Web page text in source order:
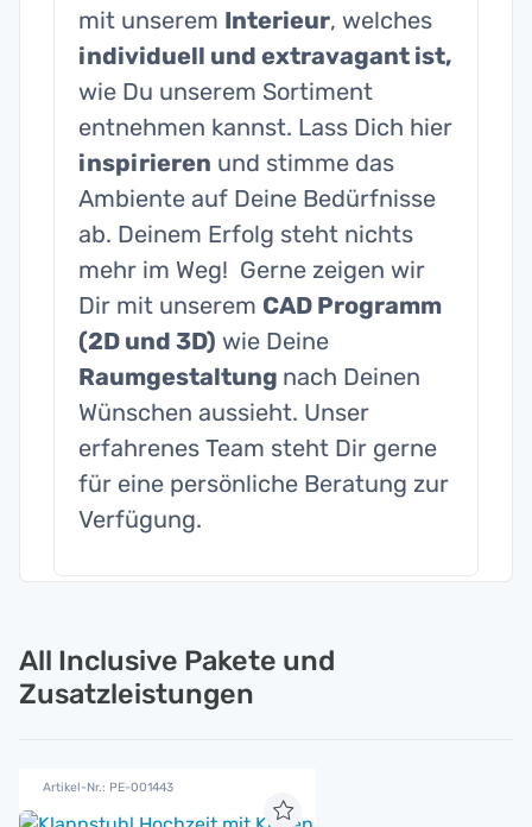
mit unserem Interieur, welches
individuell und extravagant ist,
wie Du unserem Sortiment
entnehmen kannst. Lass Dich hier
inspirieren und stimme das
Ambiente auf Deine Bedürfnisse
ab. Deinem Erfolg steht nichts
mehr im Weg! Gerne zeigen wir
Dir mit unserem CAD Programm
(2D und 3D) wie Deine
Raumgestaltung nach Deinen
Wünschen aussieht. Unser
erfahrenes Team steht Dir gerne
für eine persönliche Beratung zur
Verfügung.
All Inclusive Pakete und
Zusatzleistungen
Artikel-Nr.: PE-001443